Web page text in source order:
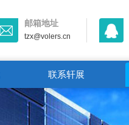
邮箱地址
tzx@volers.cn
联系轩展